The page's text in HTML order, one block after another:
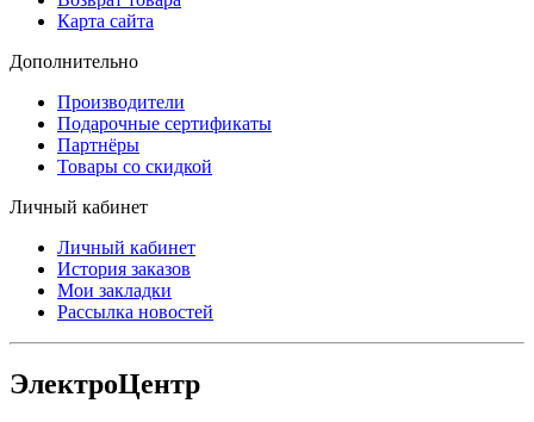
Карта сайта
Дополнительно
Производители
Подарочные сертификаты
Партнёры
Товары со скидкой
Личный кабинет
Личный кабинет
История заказов
Мои закладки
Рассылка новостей
ЭлектроЦентр